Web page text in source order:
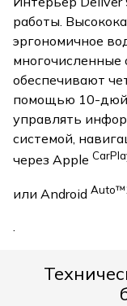
работы.
эргономичное
многочисленные
обеспечивают
помощью 10-
управлять
системой,
через Apple
или Android
.